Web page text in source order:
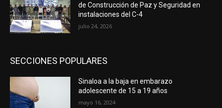
de Construcción de Paz y Seguridad en
instalaciones del C-4
julio 24, 2026
SECCIONES POPULARES
Sinaloa a la baja en embarazo
adolescente de 15 a 19 años
mayo 16, 2024